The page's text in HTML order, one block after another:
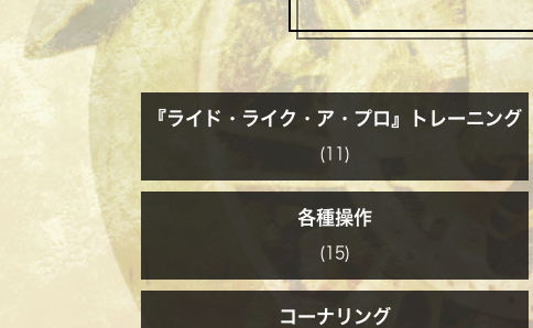
『ライド・ライク・ア・プロ』トレーニング
(11)
各種操作
(15)
コーナリング